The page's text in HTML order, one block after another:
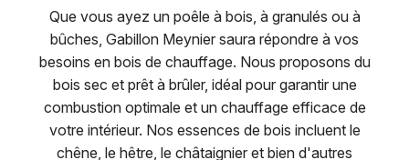
Que vous ayez un poêle à bois, à granulés ou à
bûches, Gabillon Meynier saura répondre à vos
besoins en bois de chauffage. Nous proposons du
bois sec et prêt à brûler, idéal pour garantir une
combustion optimale et un chauffage efficace de
votre intérieur. Nos essences de bois incluent le
chêne, le hêtre, le châtaignier et bien d'autres